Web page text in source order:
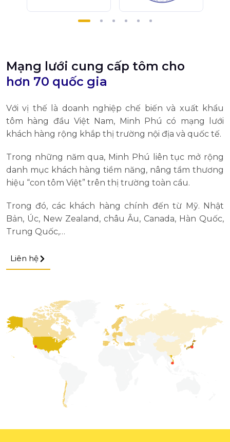
Mạng lưới cung cấp tôm cho
hơn 70 quốc gia
Với vị thế là doanh nghiệp chế biến và xuất khẩu
tôm hàng đầu Việt Nam, Minh Phú có mạng lưới
khách hàng rộng khắp thị trường nội địa và quốc tế.
Trong những năm qua, Minh Phú liên tục mở rộng
danh mục khách hàng tiềm năng, nâng tầm thương
hiệu “con tôm Việt” trên thị trường toàn cầu.
Trong đó, các khách hàng chính đến từ Mỹ. Nhật
Bản, Úc, New Zealand, châu Âu, Canada, Hàn Quốc,
Trung Quốc,…
Liên hệ